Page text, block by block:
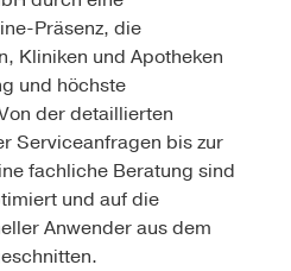
Präsenz, die
Kliniken und Apotheken
und höchste
der detaillierten
Serviceanfragen bis zur
fachliche Beratung sind
und auf die
Anwender aus dem